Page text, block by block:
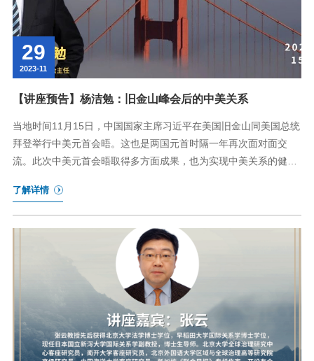
29
2023-11
​【讲座预告】杨洁勉：旧金山峰会后的中美关系
当地时间11月15日，中国国家主席习近平在美国旧金山同美国总统
拜登举行中美元首会晤。这也是两国元首时隔一年再次面对面交
流。此次中美元首会晤取得多方面成果，也为实现中美关系的健
了解详情